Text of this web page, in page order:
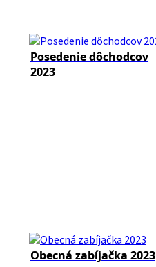
Posedenie dôchodcov
2023
Obecná zabíjačka 2023